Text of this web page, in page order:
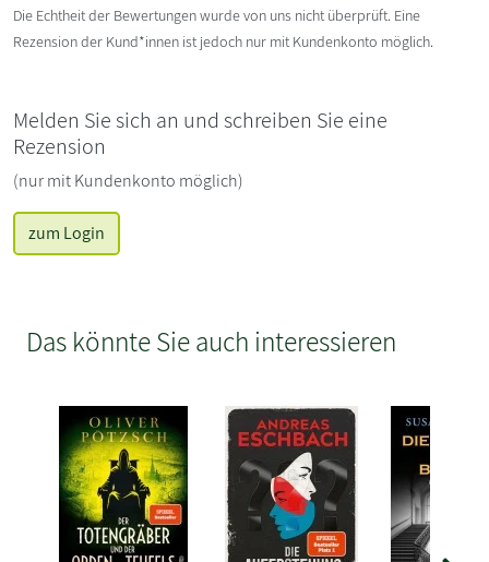
Die Echtheit der Bewertungen wurde von uns nicht überprüft. Eine
Rezension der Kund*innen ist jedoch nur mit Kundenkonto möglich.
Melden Sie sich an und schreiben Sie eine
Rezension
(nur mit Kundenkonto möglich)
zum Login
Das könnte Sie auch interessieren